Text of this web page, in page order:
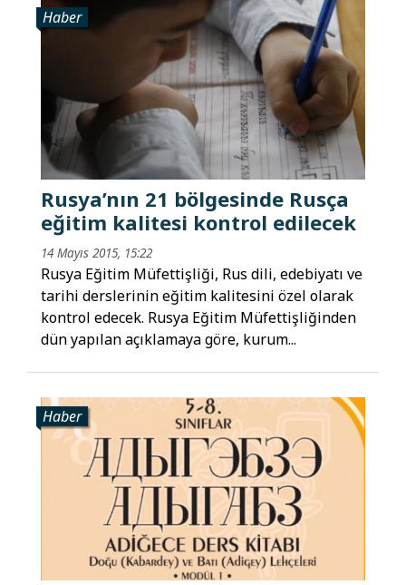
Haber
Rusya’nın 21 bölgesinde Rusça
eğitim kalitesi kontrol edilecek
14 Mayıs 2015, 15:22
Rusya Eğitim Müfettişliği, Rus dili, edebiyatı ve
tarihi derslerinin eğitim kalitesini özel olarak
kontrol edecek. Rusya Eğitim Müfettişliğinden
dün yapılan açıklamaya göre, kurum...
Haber